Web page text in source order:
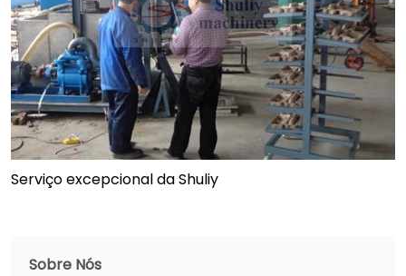
Serviço excepcional da Shuliy
Sobre Nós